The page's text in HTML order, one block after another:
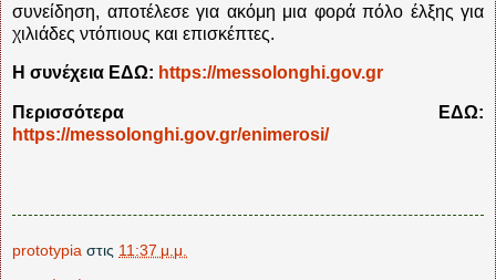
συνείδηση, αποτέλεσε για ακόμη μια φορά πόλο έλξης για
χιλιάδες ντόπιους και επισκέπτες.
Η συνέχεια ΕΔΩ: https://messolonghi.gov.gr
Περισσότερα ΕΔΩ:
https://messolonghi.gov.gr/enimerosi/
prototypia στις 11:37 μ.μ.